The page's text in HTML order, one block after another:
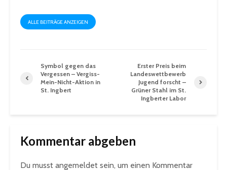
ALLE BEITRÄGE ANZEIGEN
Symbol gegen das
Vergessen – Vergiss-
Mein-Nicht-Aktion in
St. Ingbert
Erster Preis beim
Landeswettbewerb
Jugend forscht –
Grüner Stahl im St.
Ingberter Labor
Kommentar abgeben
Du musst angemeldet sein, um einen Kommentar